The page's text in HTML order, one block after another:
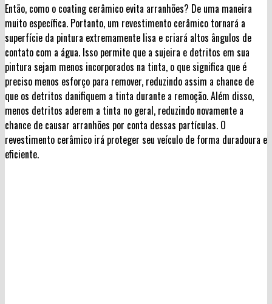
Então, como o coating cerâmico evita arranhões? De uma maneira
muito específica. Portanto, um revestimento cerâmico tornará a
superfície da pintura extremamente lisa e criará altos ângulos de
contato com a água. Isso permite que a sujeira e detritos em sua
pintura sejam menos incorporados na tinta, o que significa que é
preciso menos esforço para remover, reduzindo assim a chance de
que os detritos danifiquem a tinta durante a remoção. Além disso,
menos detritos aderem a tinta no geral, reduzindo novamente a
chance de causar arranhões por conta dessas partículas. O
revestimento cerâmico irá proteger seu veículo de forma duradoura e
eficiente.